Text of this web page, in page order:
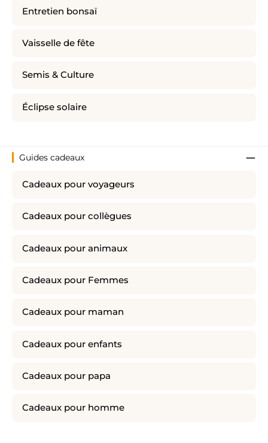
Entretien bonsaï
Vaisselle de fête
Semis & Culture
Éclipse solaire
Guides cadeaux
Cadeaux pour voyageurs
Cadeaux pour collègues
Cadeaux pour animaux
Cadeaux pour Femmes
Cadeaux pour maman
Cadeaux pour enfants
Cadeaux pour papa
Cadeaux pour homme